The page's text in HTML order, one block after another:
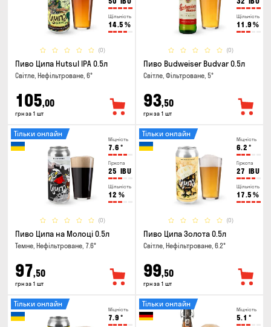
Щільність
14.5 %
(0)
Пиво Ципа Hutsul IPA 0.5л
Світле, Нефільтроване, 6°
105,00
грн за 1 шт
Щільність
11.9 %
(0)
Пиво Budweiser Budvar 0.5л
Світле, Фільтроване, 5°
93,50
грн за 1 шт
Міцність
7.6 °
Гіркота
25 IBU
Щільність
12 %
(0)
Тільки онлайн
Пиво Ципа на Молоці 0.5л
Темне, Нефільтроване, 7.6°
97,50
грн за 1 шт
Міцність
6.2 °
Гіркота
27 IBU
Щільність
17.5 %
(0)
Тільки онлайн
Пиво Ципа Золота 0.5л
Світле, Нефільтроване, 6.2°
99,50
грн за 1 шт
Міцність
7.9 °
Тільки онлайн
Міцність
5.1 °
Тільки онлайн